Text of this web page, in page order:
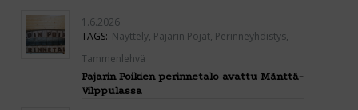
1.6.2026
TAGS: Näyttely, Pajarin Pojat, Perinneyhdistys,
Tammenlehvä
Pajarin Poikien perinnetalo avattu Mänttä-
Vilppulassa